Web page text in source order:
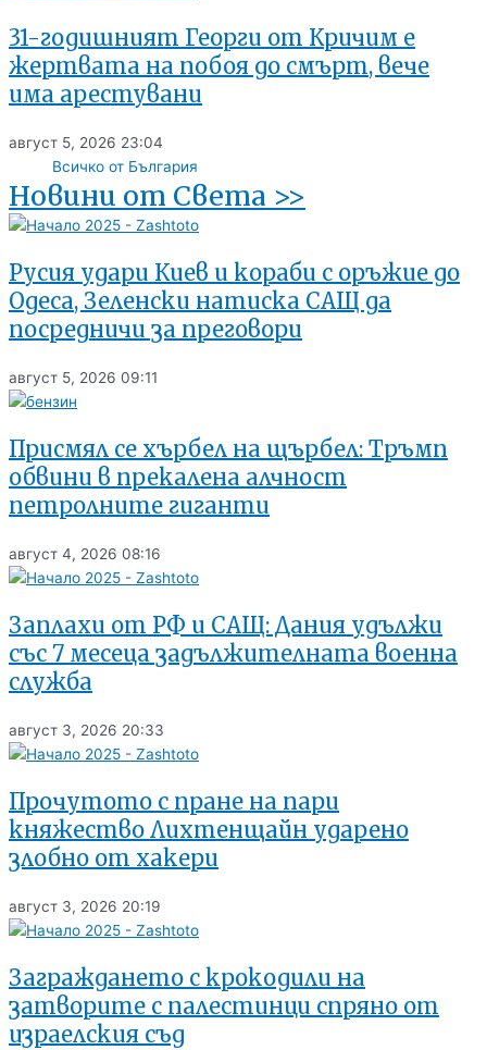
31-годишният Георги от Кричим е
жертвата на побоя до смърт, вече
има арестувани
август 5, 2026 23:04
Всичко от България
Новини от Света >>
Русия удари Киев и кораби с оръжие до
Одеса, Зеленски натиска САЩ да
посредничи за преговори
август 5, 2026 09:11
Присмял се хърбел на щърбел: Тръмп
обвини в прекалена алчност
петролните гиганти
август 4, 2026 08:16
Заплахи от РФ и САЩ: Дания удължи
със 7 месеца задължителната военна
служба
август 3, 2026 20:33
Прочутото с пране на пари
княжество Лихтенщайн ударено
злобно от хакери
август 3, 2026 20:19
Заграждането с крокодили на
затворите с палестинци спряно от
израелския съд